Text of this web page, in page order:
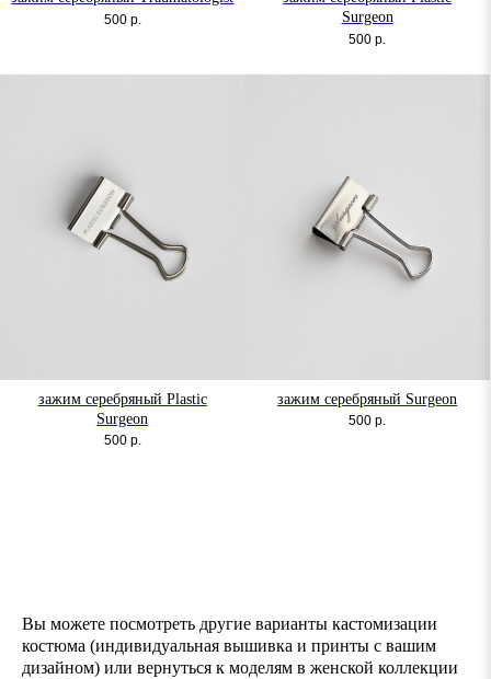
500 р.
Surgeon
500 р.
зажим серебряный Plastic
Surgeon
500 р.
зажим серебряный Surgeon
500 р.
Вы можете посмотреть другие варианты кастомизации
костюма (индивидуальная вышивка и принты с вашим
дизайном) или вернуться к моделям в женской коллекции